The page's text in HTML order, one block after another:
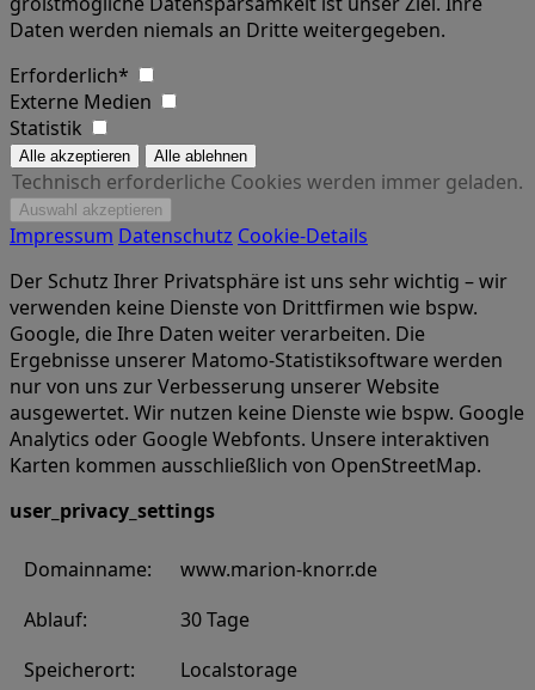
Daten werden niemals an Dritte weitergegeben.
Erforderlich*
Externe Medien
Statistik
Technisch erforderliche Cookies werden immer geladen.
Impressum Datenschutz Cookie-Details
Der Schutz Ihrer Privatsphäre ist uns sehr wichtig – wir
verwenden keine Dienste von Drittfirmen wie bspw.
Google, die Ihre Daten weiter verarbeiten. Die
Ergebnisse unserer Matomo-Statistiksoftware werden
nur von uns zur Verbesserung unserer Website
ausgewertet. Wir nutzen keine Dienste wie bspw. Google
Analytics oder Google Webfonts. Unsere interaktiven
Karten kommen ausschließlich von OpenStreetMap.
user_privacy_settings
Domainname:
www.marion-knorr.de
Ablauf:
30 Tage
Speicherort:
Localstorage